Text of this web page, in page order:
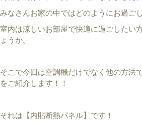
みなさんお家の中ではどのようにお過ご
室内は涼しいお部屋で快適に過ごしたい
ょうか。
そこで今回は空調機だけでなく他の方法
をご紹介します！！
それは【内貼断熱パネル】です！